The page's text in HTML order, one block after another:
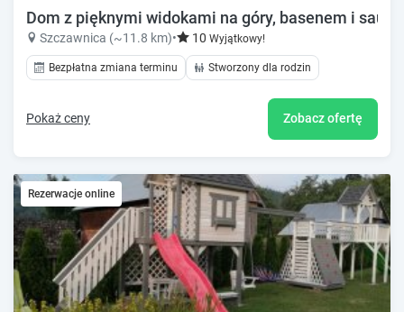
Dom z pięknymi widokami na góry, basenem i
Szczawnica (~11.8 km)• 10 Wyjątkowy!
Bezpłatna zmiana terminu Stworzony dla rodzin
Pokaż ceny Zobacz ofertę
Rezerwacje online